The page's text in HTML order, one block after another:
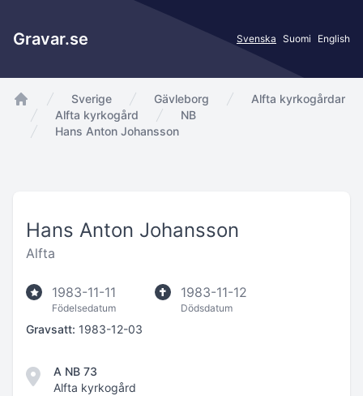
Gravar.se Svenska Suomi English
app.Start
Sverige Gävleborg
Alfta kyrkogårdar
Alfta kyrkogård
NB
Hans Anton Johansson
Hans Anton Johansson
Alfta
1983-11-11
Födelsedatum
1983-11-12
Dödsdatum
Gravsatt: 1983-12-03
A NB 73
Alfta kyrkogård